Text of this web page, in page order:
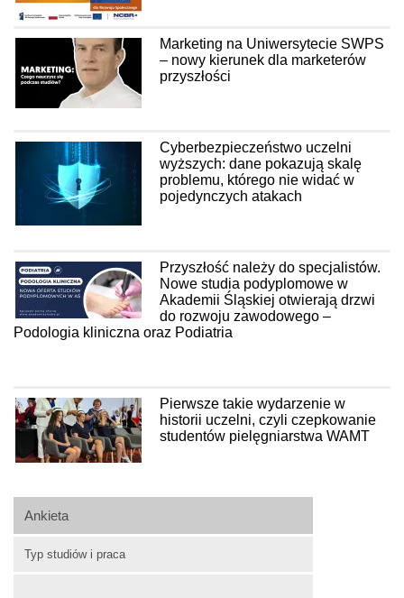
Ankieta
Typ studiów i praca
Marketing na Uniwersytecie SWPS
– nowy kierunek dla marketerów
przyszłości
Cyberbezpieczeństwo uczelni
wyższych: dane pokazują skalę
problemu, którego nie widać w
pojedynczych atakach
Przyszłość należy do specjalistów.
Nowe studia podyplomowe w
Akademii Śląskiej otwierają drzwi
do rozwoju zawodowego –
Podologia kliniczna oraz Podiatria
Pierwsze takie wydarzenie w
historii uczelni, czyli czepkowanie
studentów pielęgniarstwa WAMT